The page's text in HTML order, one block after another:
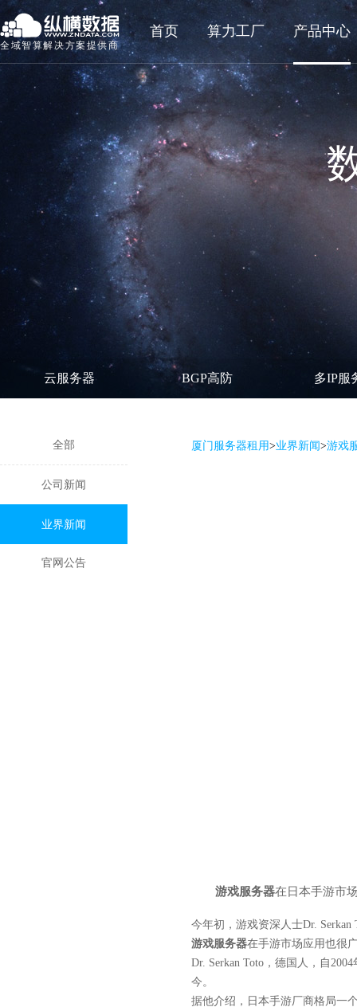
全域智算解决方案提供商
首页 算力工厂 产品中心
云服务器 BGP高防 多IP服
全部
公司新闻
业界新闻
官网公告
厦门服务器租用>业界新闻>游戏
游戏服务器在日本手游市
今年初，游戏资深人士Dr. Serkan
游戏服务器在手游市场应用也很
Dr. Serkan Toto，德国人，自
今。
据他介绍，日本手游厂商格局一